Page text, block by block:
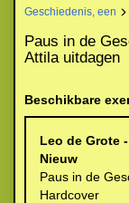
Geschiedenis, een
Paus in de
Attila uitdagen
Beschikbare
Leo de Grote
Nieuw
Paus in de
Hardcover